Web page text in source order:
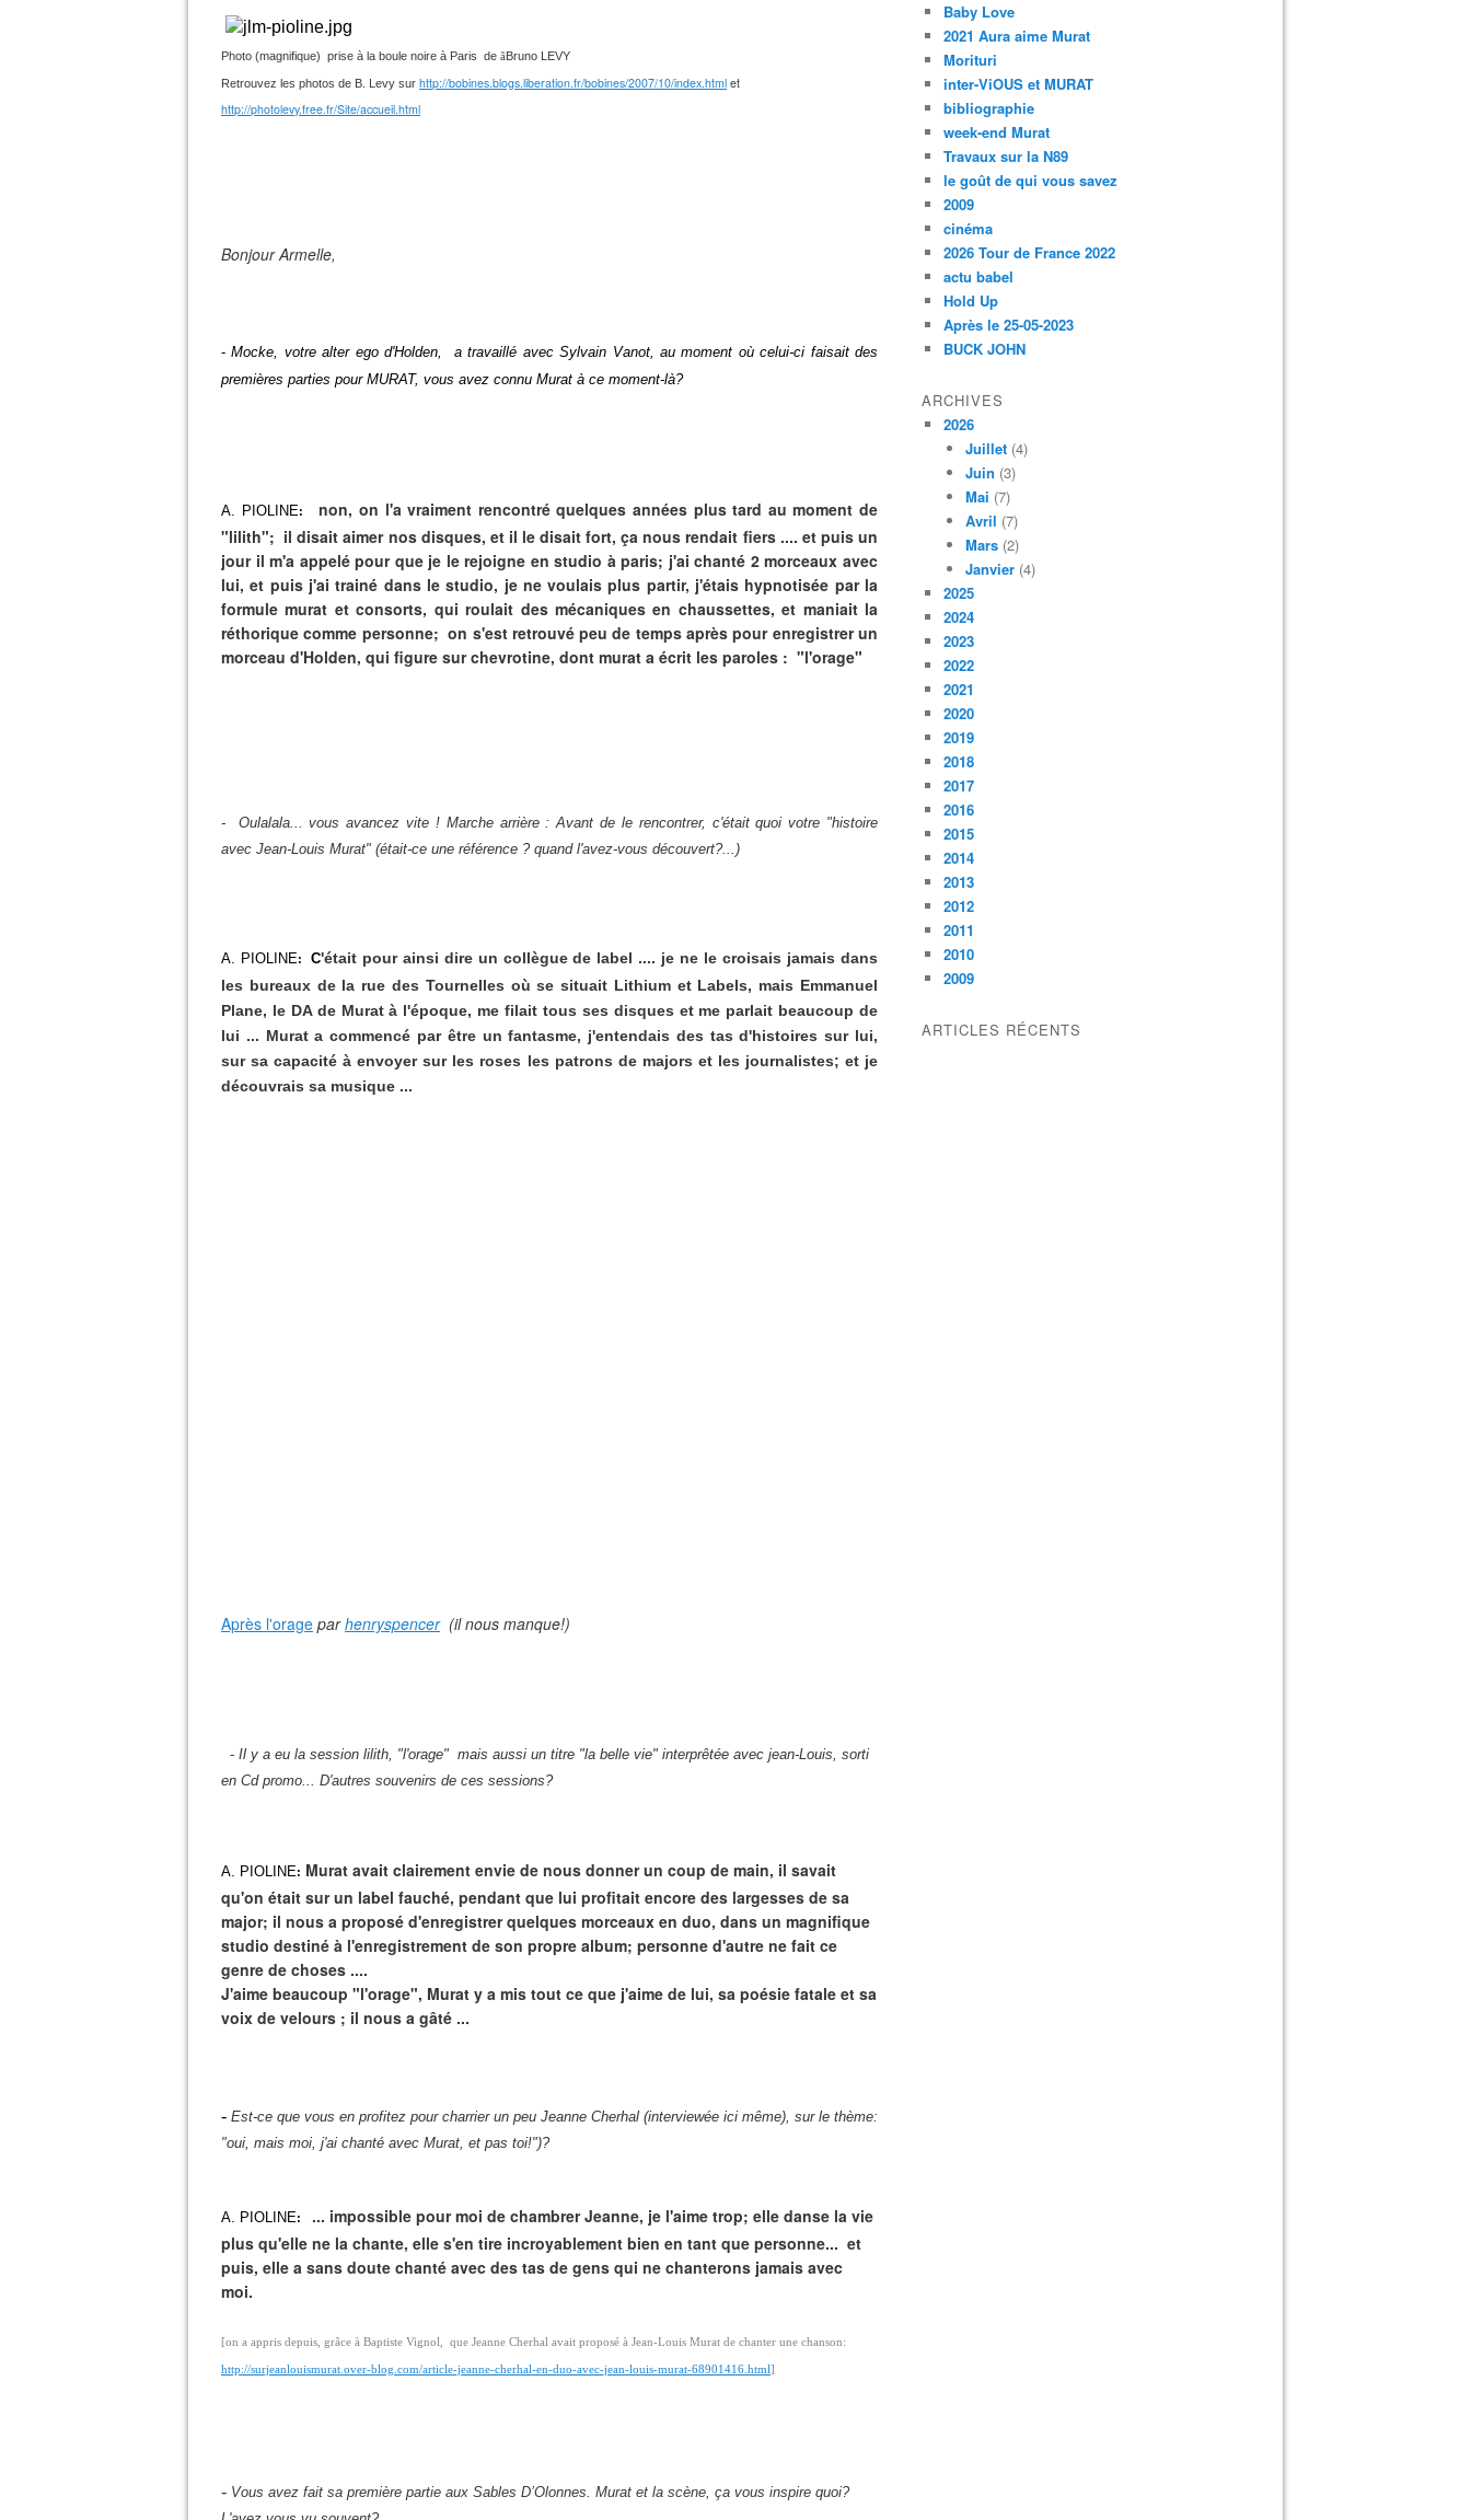
Photo (magnifique) prise à la boule noire à Paris de ãBruno LEVY
Retrouvez les photos de B. Levy sur http://bobines.blogs.liberation.fr/bobines/2007/10/index.html et
http://photolevy.free.fr/Site/accueil.html
Bonjour Armelle,
- Mocke, votre alter ego d'Holden, a travaillé avec Sylvain Vanot, au moment où celui-ci faisait des
premières parties pour MURAT, vous avez connu Murat à ce moment-là?
A. PIOLINE:
non, on l'a vraiment rencontré quelques années plus tard au moment de
"lilith"; il disait aimer nos disques, et il le disait fort, ça nous rendait fiers .... et puis un
jour il m'a appelé pour que je le rejoigne en studio à paris; j'ai chanté 2 morceaux avec
lui, et puis j'ai trainé dans le studio, je ne voulais plus partir, j'étais hypnotisée par la
formule murat et consorts, qui roulait des mécaniques en chaussettes, et maniait la
réthorique comme personne; on s'est retrouvé peu de temps après pour enregistrer un
morceau d'Holden, qui figure sur chevrotine, dont murat a écrit les paroles : "l'orage"
- Oulalala... vous avancez vite ! Marche arrière : Avant de le rencontrer, c'était quoi votre "histoire
avec Jean-Louis Murat" (était-ce une référence ? quand l'avez-vous découvert?...)
A. PIOLINE: C'était pour ainsi dire un collègue de label .... je ne le croisais jamais dans
les bureaux de la rue des Tournelles où se situait Lithium et Labels, mais Emmanuel
Plane, le DA de Murat à l'époque, me filait tous ses disques et me parlait beaucoup de
lui ... Murat a commencé par être un fantasme, j'entendais des tas d'histoires sur lui,
sur sa capacité à envoyer sur les roses les patrons de majors et les journalistes; et je
découvrais sa musique ...
Après l'orage parhenryspencer(il nous manque!)
- Il y a eu la session lilith, "l'orage" mais aussi un titre "la belle vie" interprêtée avec jean-Louis, sorti
en Cd promo... D'autres souvenirs de ces sessions?
A. PIOLINE: Murat avait clairement envie de nous donner un coup de main, il savait
qu'on était sur un label fauché, pendant que lui profitait encore des largesses de sa
major; il nous a proposé d'enregistrer quelques morceaux en duo, dans un magnifique
studio destiné à l'enregistrement de son propre album; personne d'autre ne fait ce
genre de choses ....
J'aime beaucoup "l'orage", Murat y a mis tout ce que j'aime de lui, sa poésie fatale et sa
voix de velours ; il nous a gâté ...
- Est-ce que vous en profitez pour charrier un peu Jeanne Cherhal (interviewée ici même), sur le thème:
"oui, mais moi, j'ai chanté avec Murat, et pas toi!")?
A. PIOLINE:
... impossible pour moi de chambrer Jeanne, je l'aime trop; elle danse la vie
plus qu'elle ne la chante, elle s'en tire incroyablement bien en tant que personne... et
puis, elle a sans doute chanté avec des tas de gens qui ne chanterons jamais avec
moi.
[on a appris depuis, grâce à Baptiste Vignol, que Jeanne Cherhal avait proposé à Jean-Louis Murat de chanter une chanson:
http://surjeanlouismurat.over-blog.com/article-jeanne-cherhal-en-duo-avec-jean-louis-murat-68901416.html]
- Vous avez fait sa première partie aux Sables D’Olonnes. Murat et la scène, ça vous inspire quoi?
Baby Love
2021 Aura aime Murat
Morituri
inter-ViOUS et MURAT
bibliographie
week-end Murat
Travaux sur la N89
le goût de qui vous savez
2009
cinéma
2026 Tour de France 2022
actu babel
Hold Up
Après le 25-05-2023
BUCK JOHN
ARCHIVES
2026
Juillet (4)
Juin (3)
Mai (7)
Avril (7)
Mars (2)
Janvier (4)
2025
2024
2023
2022
2021
2020
2019
2018
2017
2016
2015
2014
2013
2012
2011
2010
2009
ARTICLES RÉCENTS